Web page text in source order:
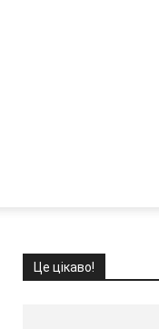
Це цікаво!